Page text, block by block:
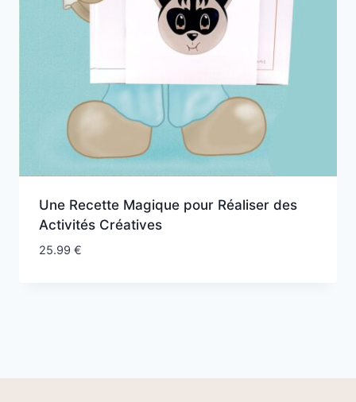
Une Recette Magique pour Réaliser des
Activités Créatives
25.99 €